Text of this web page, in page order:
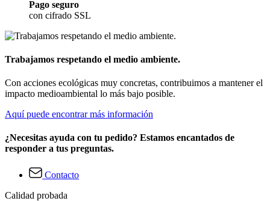
Pago seguro
con cifrado SSL
Trabajamos respetando el medio ambiente.
Con acciones ecológicas muy concretas, contribuimos a mantener el
impacto medioambiental lo más bajo posible.
Aquí puede encontrar más información
¿Necesitas ayuda con tu pedido? Estamos encantados de
responder a tus preguntas.
Contacto
Calidad probada